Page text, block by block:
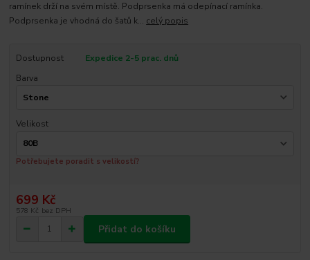
ramínek drží na svém místě. Podprsenka má odepínací ramínka.
Podprsenka je vhodná do šatů k... celý popis
Dostupnost
Expedice 2-5 prac. dnů
Barva
Velikost
Potřebujete poradit s velikostí?
699 Kč
578 Kč bez DPH
Přidat do košíku